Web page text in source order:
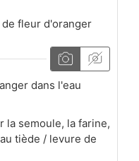
de fleur d'oranger
dans l'eau
la semoule, la farine,
tiède / levure de